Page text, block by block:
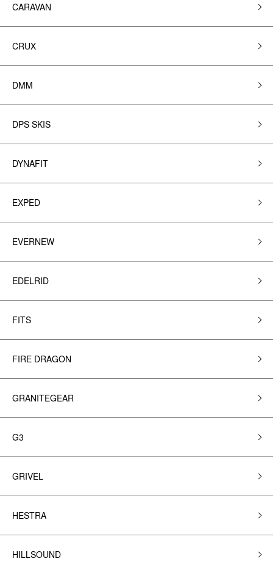
CARAVAN
CRUX
DMM
DPS SKIS
DYNAFIT
EXPED
EVERNEW
EDELRID
FITS
FIRE DRAGON
GRANITEGEAR
G3
GRIVEL
HESTRA
HILLSOUND